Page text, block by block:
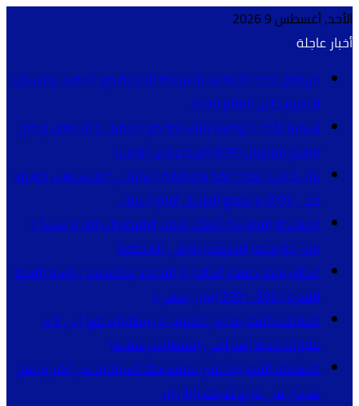
الأحد, أغسطس 9 2026
أخبار عاجلة
البرتغال تجدد التزامها بالشراكة الثلاثية مع المغرب و إسبانيا
لتنظيم كأس العالم 2030
إسبانيا تؤكد التزامها بالشراكة مع المغرب و البرتغال لإنجاح
تنظيم مونديال 2030 (ميلاجروس تولون)
ريال مدريد يمدد عقد مهاجمه البرازيلي فينيسيوس جونيور
حتى 2032 و يقطع الطريق أمام أرسنال
المملكة المغربية تُصنّف ضمن الاقتصادات الحرة نسبياً و
تعزز جاذبيتها الاستثمارية في المنطقة
الكاف يجدد دعمه الكامل و الموحد لإنفانتينو لرئاسة الفيفا
للفترة 2027-2031 (بيان رسمي)
المبادلات التجارية بين المغرب و بريطانيا ترتفع إلى 5.3
مليارات جنيه إسترليني (معطيات رسمية)
المملكة المغربية تعزز تنافسيتها السياحية عبر أكبر برنامج
شتوي في تاريخ شركة رايان إير